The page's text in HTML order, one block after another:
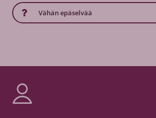
Vähän epäselvää